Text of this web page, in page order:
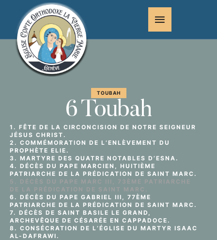
TOUBAH
6 Toubah
1. FÊTE DE LA CIRCONCISION DE NOTRE SEIGNEUR
JÉSUS CHRIST.
2. COMMÉMORATION DE L’ENLÈVEMENT DU
PROPHÈTE ELIE.
3. MARTYRE DES QUATRE NOTABLES D’ESNA.
4. DÉCÈS DU PAPE MARCIEN, HUITIÈME
PATRIARCHE DE LA PRÉDICATION DE SAINT MARC.
5. DÉCÈS DU PAPE MARC III, 73ÈME PATRIARCHE
DE LA PRÉDICATION DE SAINT MARC.
6. DÉCÈS DU PAPE GABRIEL III, 77ÈME
PATRIARCHE DE LA PRÉDICATION DE SAINT MARC.
7. DÉCÈS DE SAINT BASILE LE GRAND,
ARCHEVÊQUE DE CÉSARÉE EN CAPPADOCE.
8. CONSÉCRATION DE L’ÉGLISE DU MARTYR ISAAC
AL-DAFRAWI.